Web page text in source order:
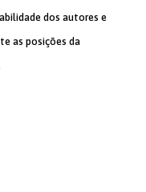
dos autores e
as posições da